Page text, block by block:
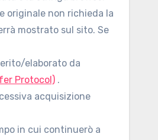
originale non richieda la
mostrato sul sito. Se
elaborato da
Protocol) .
acquisizione
in cui continuerò a